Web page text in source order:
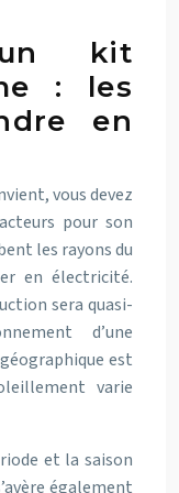
kit
: les
en
vous devez
pour son
les rayons du
en électricité.
sera quasi-
d’une
est
varie
et la saison
également